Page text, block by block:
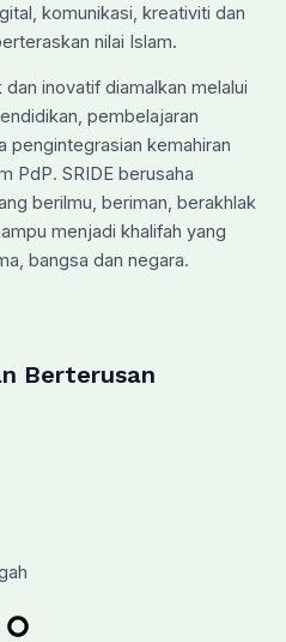
komunikasi, kreativiti dan
nilai Islam.
inovatif diamalkan melalui
pembelajaran
pengintegrasian kemahiran
PdP. SRIDE berusaha
berilmu, beriman, berakhlak
menjadi khalifah yang
bangsa dan negara.
Berterusan